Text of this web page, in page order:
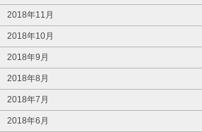
2018年11月
2018年10月
2018年9月
2018年8月
2018年7月
2018年6月